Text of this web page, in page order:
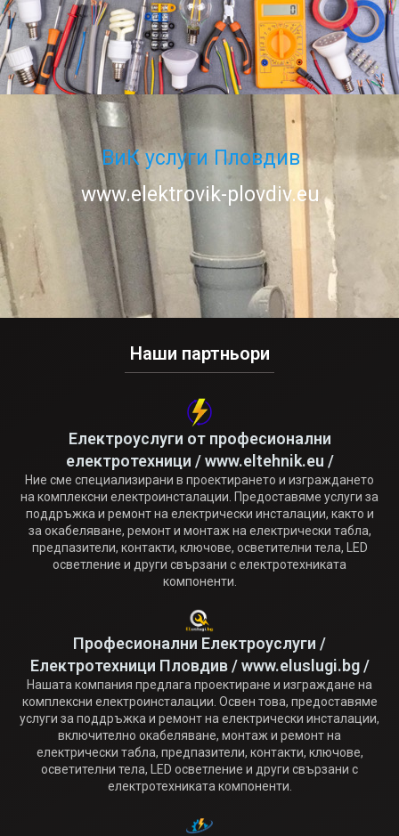
ВиК услуги Пловдив
www.elektrovik-plovdiv.eu
Наши партньори
Електроуслуги от професионални
електротехници / www.eltehnik.eu /
Ние сме специализирани в проектирането и изграждането
на комплексни електроинсталации. Предоставяме услуги за
поддръжка и ремонт на електрически инсталации, както и
за окабеляване, ремонт и монтаж на електрически табла,
предпазители, контакти, ключове, осветителни тела, LED
осветление и други свързани с електротехниката
компоненти.
Професионални Електроуслуги /
Електротехници Пловдив / www.eluslugi.bg /
Нашата компания предлага проектиране и изграждане на
комплексни електроинсталации. Освен това, предоставяме
услуги за поддръжка и ремонт на електрически инсталации,
включително окабеляване, монтаж и ремонт на
електрически табла, предпазители, контакти, ключове,
осветителни тела, LED осветление и други свързани с
електротехниката компоненти.